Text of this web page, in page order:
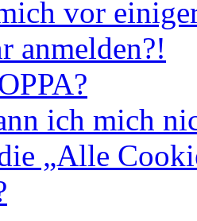
vor
anmelden?!
ich mich
„Alle